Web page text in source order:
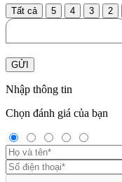
Tất cả 5 4 3 2
GỬI
Nhập thông tin
Chọn đánh giá của bạn